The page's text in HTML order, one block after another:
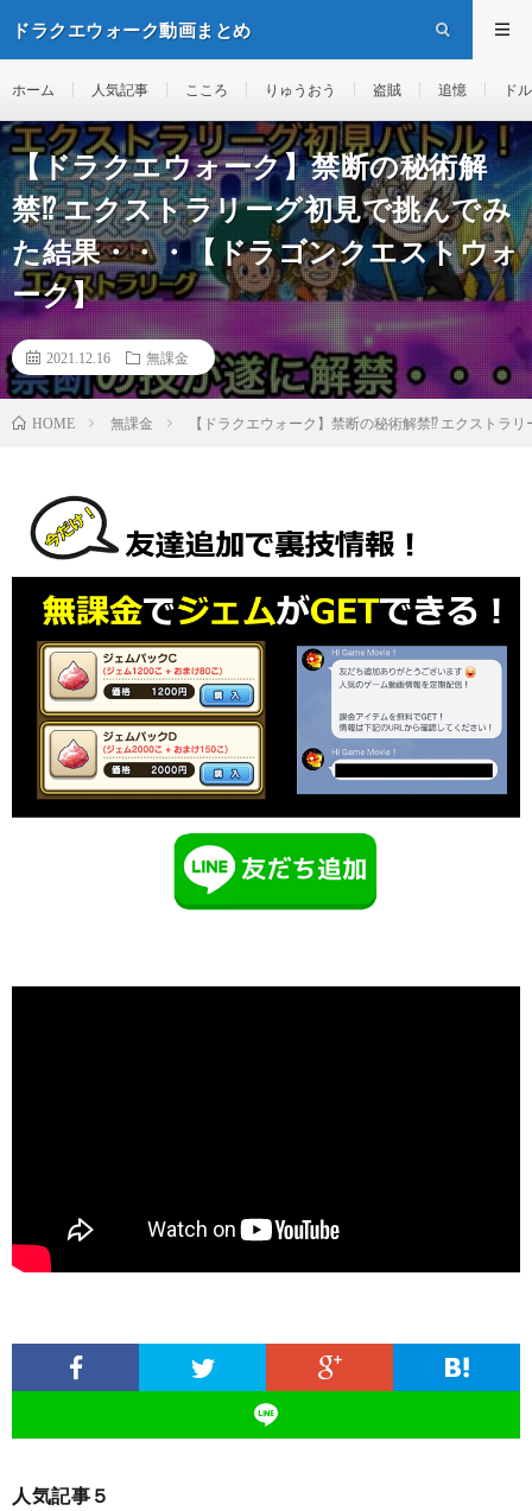
ドラクエウォーク動画まとめ
ホーム 人気記事 こころ りゅうおう 盗賊 追憶 ド
【ドラクエウォーク】禁断の秘術解
禁⁉︎ エクストラリーグ初見で挑んでみ
た結果・・・【ドラゴンクエストウォ
ーク】
2021.12.16 無課金
HOME 無課金 【ドラクエウォーク】禁断の秘術解禁⁉︎ エクストラ
人気記事５